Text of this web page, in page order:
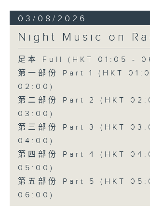
03/08/2026
Night Music on
足本 Full (HKT 01:05 -
第一部份 Part 1 (HKT
02:00)
第二部份 Part 2 (HKT
03:00)
第三部份 Part 3 (HKT
04:00)
第四部份 Part 4 (HKT
05:00)
第五部份 Part 5 (HKT
06:00)